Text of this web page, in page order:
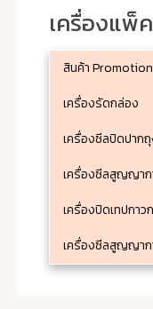
เครื่องแพ็
สินค้า
เครื่องรัดกล่อง
เครื่องซีลปิดปาก
เครื่องซีลสูญญา
เครื่องปิดเทปกาว
เครื่องซีลสูญญา